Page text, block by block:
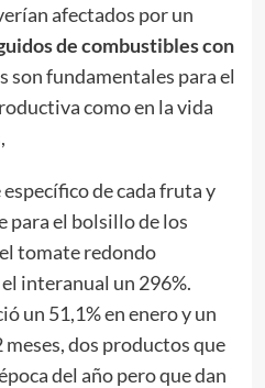
afectados por un
de combustibles con
son fundamentales para el
como en la vida
de cada fruta y
para el bolsillo de los
tomate redondo
interanual un 296%.
un 51,1% en enero y un
dos productos que
del año pero que dan